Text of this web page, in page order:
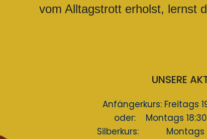
vom Alltagstrott erholst, lernst
UNSERE
Anfängerkurs: Freitags
oder: Montags
Silberkurs: Montags